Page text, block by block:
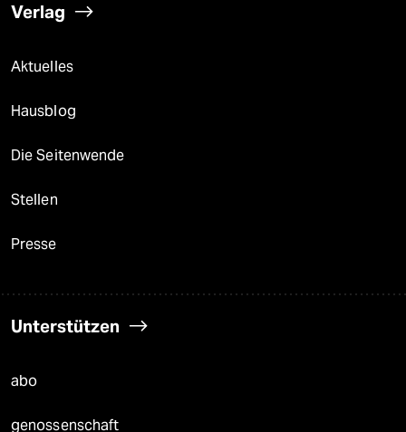
Verlag
Aktuelles
Hausblog
Die Seitenwende
Stellen
Presse
Unterstützen
abo
genossenschaft